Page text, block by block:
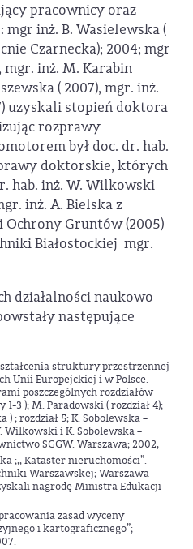
pracownicy oraz
inż. B. Wasielewska (
Czarnecka); 2004; mgr
mgr. inż. M. Karabin
( 2007), mgr. inż.
uzyskali stopień doktora
rozprawy
był doc. dr. hab.
doktorskie, których
hab. inż. W. Wilkowski
inż. A. Bielska z
Ochrony Gruntów (2005)
Białostockiej mgr.
działalności naukowo-
następujące
struktury przestrzennej
Unii Europejckiej i w Polsce.
poszczególnych rozdziałów
3 ); M. Paradowski ( rozdział 4);
) ; rozdział 5; K. Sobolewska –
Wilkowski i K. Sobolewska –
SGGW. Warszawa; 2002,
;,, Kataster nieruchomości”.
Warszawskej; Warszawa
nagrodę Ministra Edukacji
zasad wyceny
i kartograficznego”;